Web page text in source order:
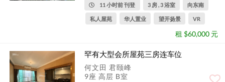
11 小时前 刊登 3 房 , 3 浴室 向东南
私人屋苑 华人置业 望开扬景 VR
租 $60,000 元
罕有大型会所屋苑三房连车位
何文田 君颐峰
9座 高层 B室